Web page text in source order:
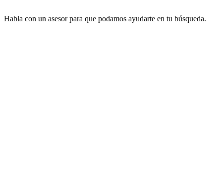
Habla con un asesor para que podamos ayudarte en tu búsqueda.